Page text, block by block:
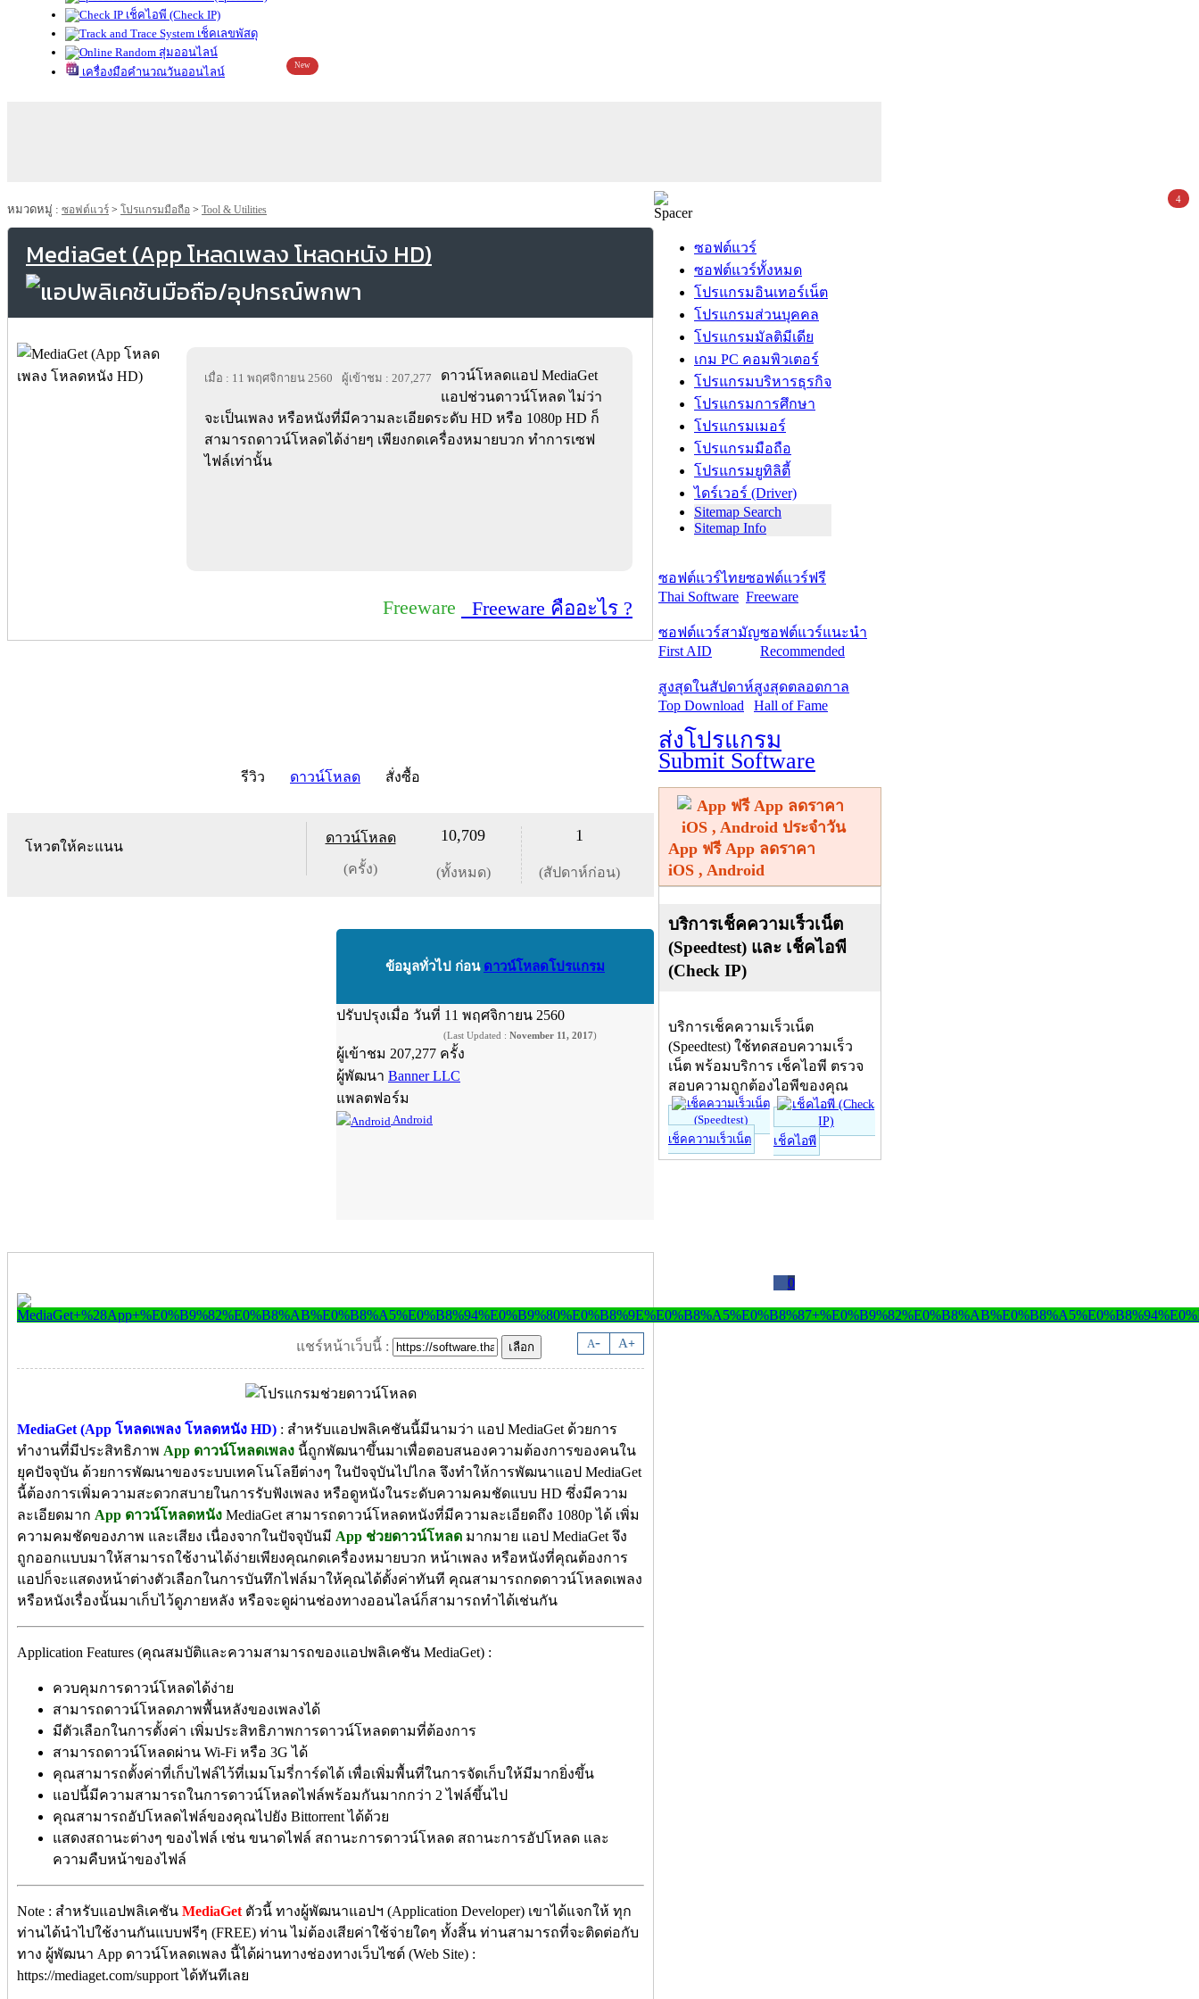
เช็คไอพี (Check IP)
เช็คเลขพัสดุ
สุ่มออนไลน์
เครื่องมือคำนวณวันออนไลน์
New
หมวดหมู่ : ซอฟต์แวร์ > โปรแกรมมือถือ > Tool & Utilities
MediaGet (App โหลดเพลง โหลดหนัง HD)
เมื่อ : 11 พฤศจิกายน 2560 ผู้เข้าชม : 207,277
ดาวน์โหลดแอป MediaGet
แอปช่วนดาวน์โหลด ไม่ว่า
จะเป็นเพลง หรือหนังที่มีความละเอียดระดับ HD หรือ 1080p HD ก็
สามารถดาวน์โหลดได้ง่ายๆ เพียงกดเครื่องหมายบวก ทำการเซฟ
ไฟล์เท่านั้น
Freeware Freeware คืออะไร ?
รีวิว ดาวน์โหลด สั่งซื้อ
โหวตให้คะแนน
ดาวน์โหลด
(ครั้ง)
10,709
(ทั้งหมด)
1
(สัปดาห์ก่อน)
ข้อมูลทั่วไป ก่อน ดาวน์โหลดโปรแกรม
ปรับปรุงเมื่อ วันที่ 11 พฤศจิกายน 2560
(Last Updated : November 11, 2017)
ผู้เข้าชม 207,277 ครั้ง
ผู้พัฒนา Banner LLC
แพลตฟอร์ม
Android
0
A- A+
แชร์หน้าเว็บนี้ :
MediaGet (App โหลดเพลง โหลดหนัง HD) : สำหรับแอปพลิเคชันนี้มีนามว่า แอป MediaGet ด้วยการ
ทำงานที่มีประสิทธิภาพ App ดาวน์โหลดเพลง นี้ถูกพัฒนาขึ้นมาเพื่อตอบสนองความต้องการของคนใน
ยุคปัจจุบัน ด้วยการพัฒนาของระบบเทคโนโลยีต่างๆ ในปัจจุบันไปไกล จึงทำให้การพัฒนาแอป MediaGet
นี้ต้องการเพิ่มความสะดวกสบายในการรับฟังเพลง หรือดูหนังในระดับความคมชัดแบบ HD ซึ่งมีความ
ละเอียดมาก App ดาวน์โหลดหนัง MediaGet สามารถดาวน์โหลดหนังที่มีความละเอียดถึง 1080p ได้ เพิ่ม
ความคมชัดของภาพ และเสียง เนื่องจากในปัจจุบันมี App ช่วยดาวน์โหลด มากมาย แอป MediaGet จึง
ถูกออกแบบมาให้สามารถใช้งานได้ง่ายเพียงคุณกดเครื่องหมายบวก หน้าเพลง หรือหนังที่คุณต้องการ
แอปก็จะแสดงหน้าต่างตัวเลือกในการบันทึกไฟล์มาให้คุณได้ตั้งค่าทันที คุณสามารถกดดาวน์โหลดเพลง
หรือหนังเรื่องนั้นมาเก็บไว้ดูภายหลัง หรือจะดูผ่านช่องทางออนไลน์ก็สามารถทำได้เช่นกัน
Application Features (คุณสมบัติและความสามารถของแอปพลิเคชัน MediaGet) :
ควบคุมการดาวน์โหลดได้ง่าย
สามารถดาวน์โหลดภาพพื้นหลังของเพลงได้
มีตัวเลือกในการตั้งค่า เพิ่มประสิทธิภาพการดาวน์โหลดตามที่ต้องการ
สามารถดาวน์โหลดผ่าน Wi-Fi หรือ 3G ได้
คุณสามารถตั้งค่าที่เก็บไฟล์ไว้ที่เมมโมรี่การ์ดได้ เพื่อเพิ่มพื้นที่ในการจัดเก็บให้มีมากยิ่งขึ้น
แอปนี้มีความสามารถในการดาวน์โหลดไฟล์พร้อมกันมากกว่า 2 ไฟล์ขึ้นไป
คุณสามารถอัปโหลดไฟล์ของคุณไปยัง Bittorrent ได้ด้วย
แสดงสถานะต่างๆ ของไฟล์ เช่น ขนาดไฟล์ สถานะการดาวน์โหลด สถานะการอัปโหลด และ
ความคืบหน้าของไฟล์
Note : สำหรับแอปพลิเคชัน MediaGet ตัวนี้ ทางผู้พัฒนาแอปฯ (Application Developer) เขาได้แจกให้ ทุก
ท่านได้นำไปใช้งานกันแบบฟรีๆ (FREE) ท่าน ไม่ต้องเสียค่าใช้จ่ายใดๆ ทั้งสิ้น ท่านสามารถที่จะติดต่อกับ
ทาง ผู้พัฒนา App ดาวน์โหลดเพลง นี้ได้ผ่านทางช่องทางเว็บไซต์ (Web Site) :
https://mediaget.com/support ได้ทันทีเลย
ซอฟต์แวร์
ซอฟต์แวร์ทั้งหมด
โปรแกรมอินเทอร์เน็ต
โปรแกรมส่วนบุคคล
โปรแกรมมัลติมีเดีย
เกม PC คอมพิวเตอร์
โปรแกรมบริหารธุรกิจ
โปรแกรมการศึกษา
โปรแกรมเมอร์
โปรแกรมมือถือ
โปรแกรมยูทิลิตี้
ไดร์เวอร์ (Driver)
Sitemap Search
Sitemap Info
ซอฟต์แวร์ไทย
Thai Software
ซอฟต์แวร์ฟรี
Freeware
ซอฟต์แวร์สามัญ
First AID
ซอฟต์แวร์แนะนำ
Recommended
สูงสุดในสัปดาห์
Top Download
สูงสุดตลอดกาล
Hall of Fame
ส่งโปรแกรม
Submit Software
App ฟรี App ลดราคา
iOS , Android
บริการเช็คความเร็วเน็ต
(Speedtest) และ เช็คไอพี
(Check IP)
บริการเช็คความเร็วเน็ต
(Speedtest) ใช้ทดสอบความเร็ว
เน็ต พร้อมบริการ เช็คไอพี ตรวจ
สอบความถูกต้องไอพีของคุณ
เช็คความเร็วเน็ต เช็คไอพี
4